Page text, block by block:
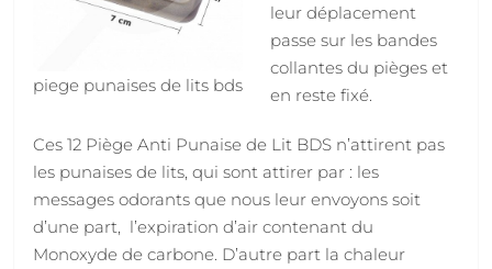
piege punaises de lits bds
leur déplacement
passe sur les bandes
collantes du pièges et
en reste fixé.
Ces 12 Piège Anti Punaise de Lit BDS n’attirent pas
les punaises de lits, qui sont attirer par : les
messages odorants que nous leur envoyons soit
d’une part, l’expiration d’air contenant du
Monoxyde de carbone. D’autre part la chaleur